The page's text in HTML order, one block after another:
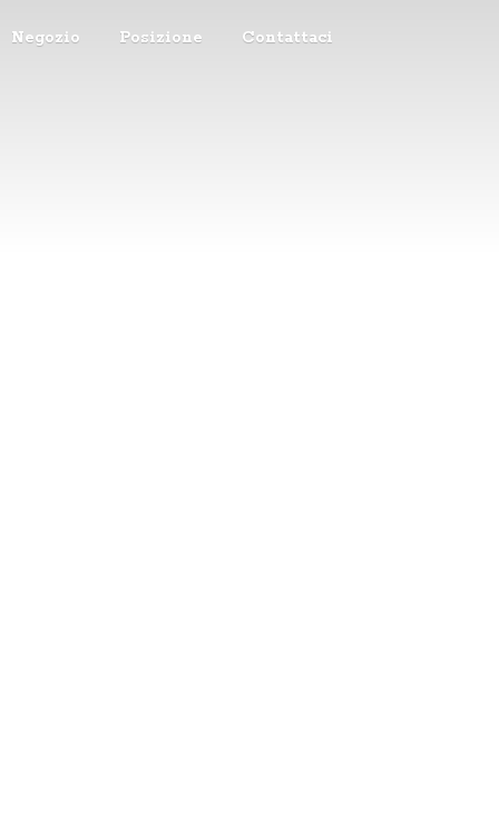
Negozio Posizione Contattaci